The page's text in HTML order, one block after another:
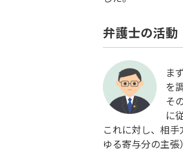
弁護士の活動
ま
を
そ
に
これに対し、相
ゆる寄与分の主張